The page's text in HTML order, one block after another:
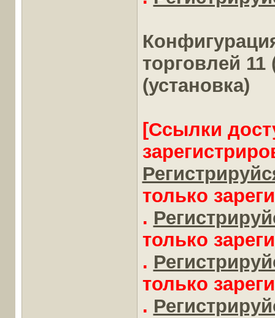
торговлей 11
(установка)
[Ссылки
только
.
только
.
только
.